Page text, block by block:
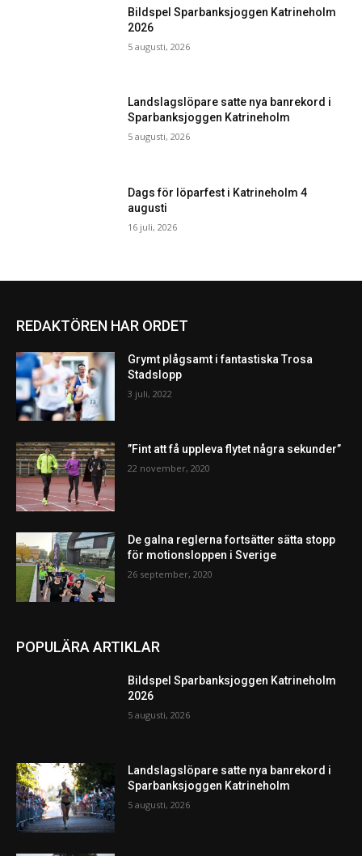
Bildspel Sparbanksjoggen Katrineholm
2026
5 augusti, 2026
Landslagslöpare satte nya banrekord i
Sparbanksjoggen Katrineholm
5 augusti, 2026
Dags för löparfest i Katrineholm 4
augusti
16 juli, 2026
REDAKTÖREN HAR ORDET
Grymt plågsamt i fantastiska Trosa
Stadslopp
3 juli, 2022
”Fint att få uppleva flytet några sekunder”
22 november, 2020
De galna reglerna fortsätter sätta stopp
för motionsloppen i Sverige
26 september, 2020
POPULÄRA ARTIKLAR
Bildspel Sparbanksjoggen Katrineholm
2026
5 augusti, 2026
Landslagslöpare satte nya banrekord i
Sparbanksjoggen Katrineholm
5 augusti, 2026